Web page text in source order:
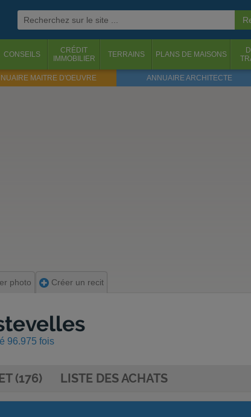
CONSEILS
CRÉDIT
IMMOBILIER
TERRAINS PLANS DE MAISONS
MAITRE D'OEUVRE ANNUAIRE ARCHITECTE
photo Créer un recit
96.975 fois
(176) LISTE DES ACHATS